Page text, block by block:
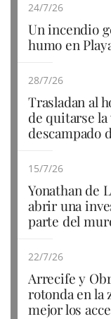
24/7/26
Un incendio
humo en
28/7/26
Trasladan al
de quitarse
descampado
15/7/26
Yonathan de
abrir una
parte del
22/7/26
Arrecife y
rotonda en la
mejor los